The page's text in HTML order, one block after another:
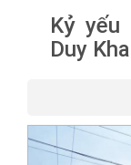
Kỷ yếu
Duy